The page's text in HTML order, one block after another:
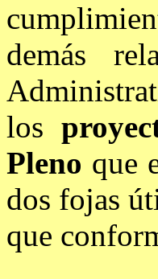
demás
los
Pleno que
dos fojas
que